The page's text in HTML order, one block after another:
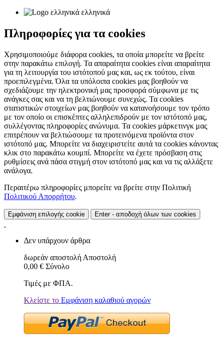
ελληνικά
Πληροφορίες για τα cookies
Χρησιμοποιούμε διάφορα cookies, τα οποία μπορείτε να βρείτε
στην παρακάτω επιλογή. Τα απαραίτητα cookies είναι απαραίτητα
για τη λειτουργία του ιστότοπού μας και, ως εκ τούτου, είναι
προεπιλεγμένα. Όλα τα υπόλοιπα cookies μας βοηθούν να
σχεδιάζουμε την ηλεκτρονική μας προσφορά σύμφωνα με τις
ανάγκες σας και να τη βελτιώνουμε συνεχώς. Τα cookies
στατιστικών στοιχείων μας βοηθούν να κατανοήσουμε τον τρόπο
με τον οποίο οι επισκέπτες αλληλεπιδρούν με τον ιστότοπό μας,
συλλέγοντας πληροφορίες ανώνυμα. Τα cookies μάρκετινγκ μας
επιτρέπουν να βελτιώσουμε τα προτεινόμενα προϊόντα στον
ιστότοπό μας. Μπορείτε να διαχειριστείτε αυτά τα cookies κάνοντας
κλικ στο παρακάτω κουμπί. Μπορείτε να έχετε πρόσβαση στις
ρυθμίσεις ανά πάσα στιγμή στον ιστότοπό μας και να τις αλλάξετε
ανάλογα.
Περαιτέρω πληροφορίες μπορείτε να βρείτε στην Πολιτική
Πολιτικού Απορρήτου.
Εμφάνιση επιλογής cookie Enter - αποδοχή όλων των cookies
Δεν υπάρχουν άρθρα
δωρεάν αποστολή Αποστολή
0,00 € Σύνολο
Τιμές με ΦΠΑ.
Κλείστε το Εμφάνιση καλαθιού αγορών